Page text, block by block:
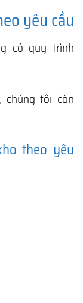
yêu cầu
có quy trình
tôi còn
theo yêu